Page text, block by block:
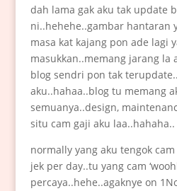
dah lama gak aku tak update
ni..hehehe..gambar hantaran
masa kat kajang pon ade lagi
masukkan..memang jarang
blog sendri pon tak
aku..hahaa..blog tu memang
semuanya..design,
situ cam gaji aku laa..hahaha..
normally yang aku tengok
jek per day..tu yang cam
percaya..hehe..agaknye on